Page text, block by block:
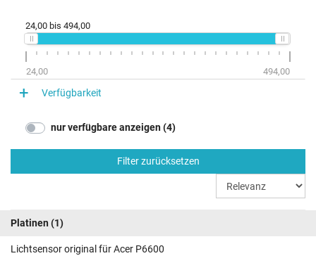
24,00 bis 494,00
24,00 494,00
Verfügbarkeit
nur verfügbare anzeigen (4)
Filter zurücksetzen
Platinen (1)
Lichtsensor original für Acer P6600